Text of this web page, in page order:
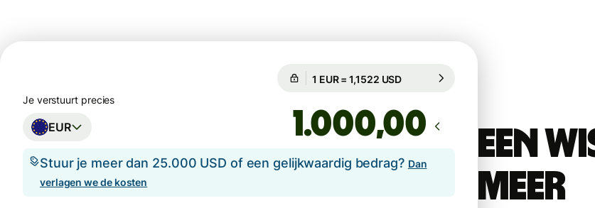
Een
meer
Gegarandeerd voor 82 u
Je verstuurt precies
EUR ,00
Stuur je meer dan 25.000 USD of een gelijkwaardig bedrag? Dan
verlagen we de kosten